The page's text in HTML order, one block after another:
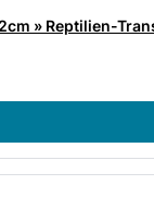
» Reptilien-